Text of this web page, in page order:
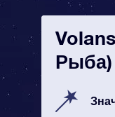
Рыба)